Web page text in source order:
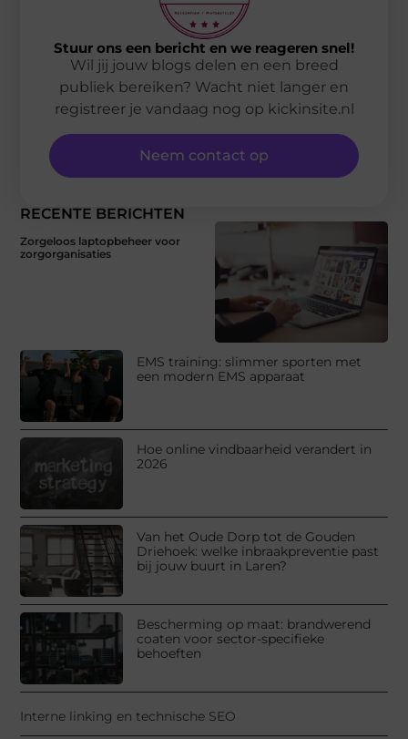
RECENTE BERICHTEN
Zorgeloos laptopbeheer voor
zorgorganisaties
EMS training: slimmer sporten met
een modern EMS apparaat
Hoe online vindbaarheid verandert in
2026
Van het Oude Dorp tot de Gouden
Driehoek: welke inbraakpreventie past
bij jouw buurt in Laren?
Bescherming op maat: brandwerend
coaten voor sector-specifieke
behoeften
Interne linking en technische SEO
Stuur ons een bericht en we reageren snel!
Wil jij jouw blogs delen en een breed
publiek bereiken? Wacht niet langer en
registreer je vandaag nog op kickinsite.nl
Neem contact op